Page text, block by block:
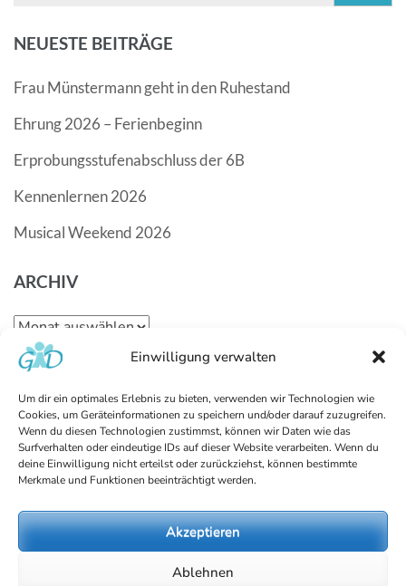
Einwilligung verwalten
Um dir ein optimales Erlebnis zu bieten, verwenden wir Technologien wie
Cookies, um Geräteinformationen zu speichern und/oder darauf zuzugreifen.
Wenn du diesen Technologien zustimmst, können wir Daten wie das
Surfverhalten oder eindeutige IDs auf dieser Website verarbeiten. Wenn du
deine Einwilligung nicht erteilst oder zurückziehst, können bestimmte
Merkmale und Funktionen beeinträchtigt werden.
Akzeptieren
Ablehnen
NEUESTE BEITRÄGE
Frau Münstermann geht in den Ruhestand
Ehrung 2026 – Ferienbeginn
Erprobungsstufenabschluss der 6B
Kennenlernen 2026
Musical Weekend 2026
ARCHIV
Archiv
KATEGORIEN
Kategorien
Datenschutzerklärung